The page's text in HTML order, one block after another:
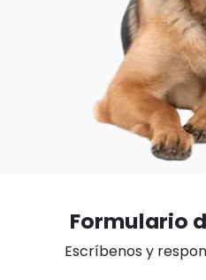
Formulario
Escríbenos y